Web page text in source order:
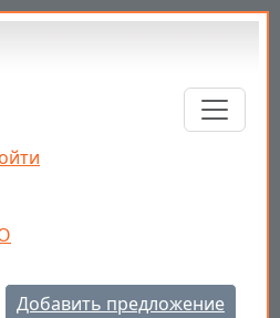
Добавить предложение